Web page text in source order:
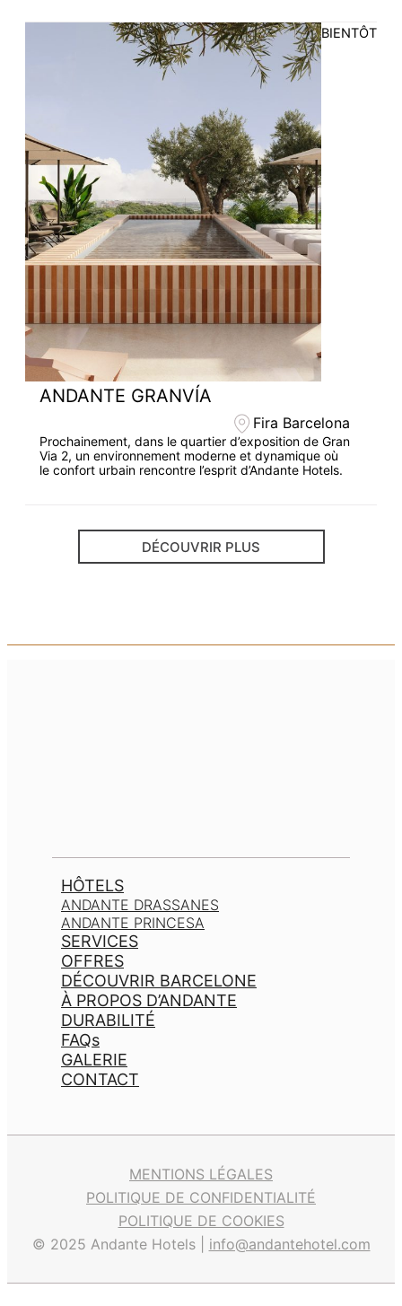
ANDANTE GRANVÍA
Fira Barcelona
Prochainement, dans le quartier d’exposition de Gran
Via 2, un environnement moderne et dynamique où
le confort urbain rencontre l’esprit d’Andante Hotels.
DÉCOUVRIR PLUS
HÔTELS
ANDANTE DRASSANES
ANDANTE PRINCESA
SERVICES
OFFRES
DÉCOUVRIR BARCELONE
À PROPOS D’ANDANTE
DURABILITÉ
FAQs
GALERIE
CONTACT
© 2025 Andante Hotels | info@andantehotel.com
MENTIONS LÉGALES
POLITIQUE DE CONFIDENTIALITÉ
POLITIQUE DE COOKIES